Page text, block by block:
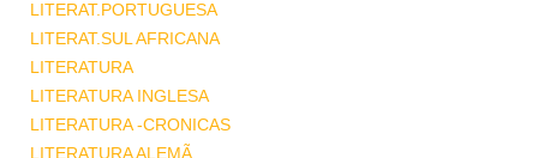
LITERAT.PORTUGUESA
LITERAT.SUL AFRICANA
LITERATURA
LITERATURA INGLESA
LITERATURA -CRONICAS
LITERATURA ALEMÃ